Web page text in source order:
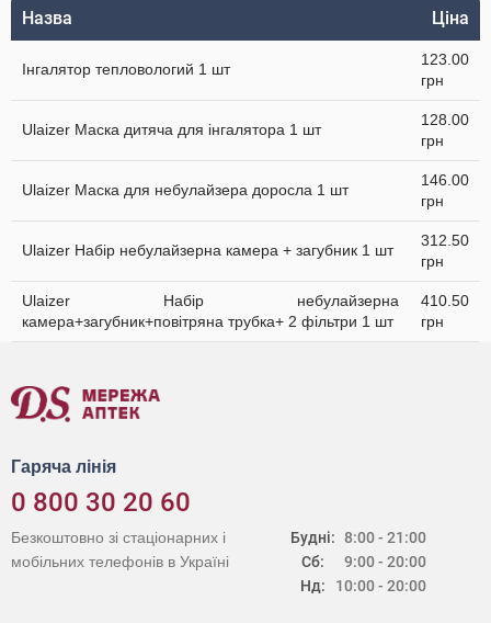
Назва Ціна
Інгалятор тепловологий 1 шт
123.00
грн
Ulaizer Маска дитяча для інгалятора 1 шт
128.00
грн
Ulaizer Маска для небулайзера доросла 1 шт
146.00
грн
Ulaizer Набір небулайзерна камера + загубник 1 шт
312.50
грн
Ulaizer Набір небулайзерна
камера+загубник+повітряна трубка+ 2 фільтри 1 шт
410.50
грн
Гаряча лінія
0 800 30 20 60
Будні:
Сб:
Нд:
8:00 - 21:00
9:00 - 20:00
10:00 - 20:00
Безкоштовно зі стаціонарних і
мобільних телефонів в Україні